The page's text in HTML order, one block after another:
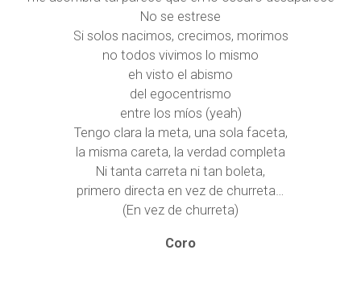
No se estrese
Si solos nacimos, crecimos, morimos
no todos vivimos lo mismo
eh visto el abismo
del egocentrismo
entre los míos (yeah)
Tengo clara la meta, una sola faceta,
la misma careta, la verdad completa
Ni tanta carreta ni tan boleta,
primero directa en vez de churreta…
(En vez de churreta)
Coro